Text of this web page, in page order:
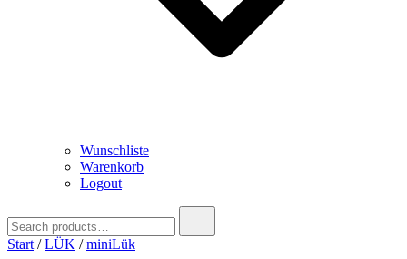
Wunschliste
Warenkorb
Logout
for:
Start /LÜK /miniLük